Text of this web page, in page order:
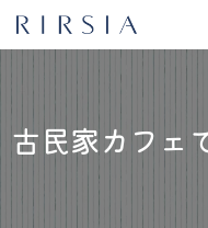
古民家カフェ